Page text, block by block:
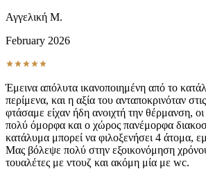
Αγγελική Μ.
February 2026
Έμεινα απόλυτα ικανοποιημένη από το
περίμενα, και η αξία του ανταποκρινόταν
φτάσαμε είχαν ήδη ανοιχτή την θέρμανση,
πολύ όμορφα και ο χώρος πανέμορφα
κατάλυμα μπορεί να φιλοξενήσει 4 άτομα,
Μας βόλεψε πολύ στην εξοικονόμηση
τουαλέτες με ντουζ και ακόμη μία με wc.